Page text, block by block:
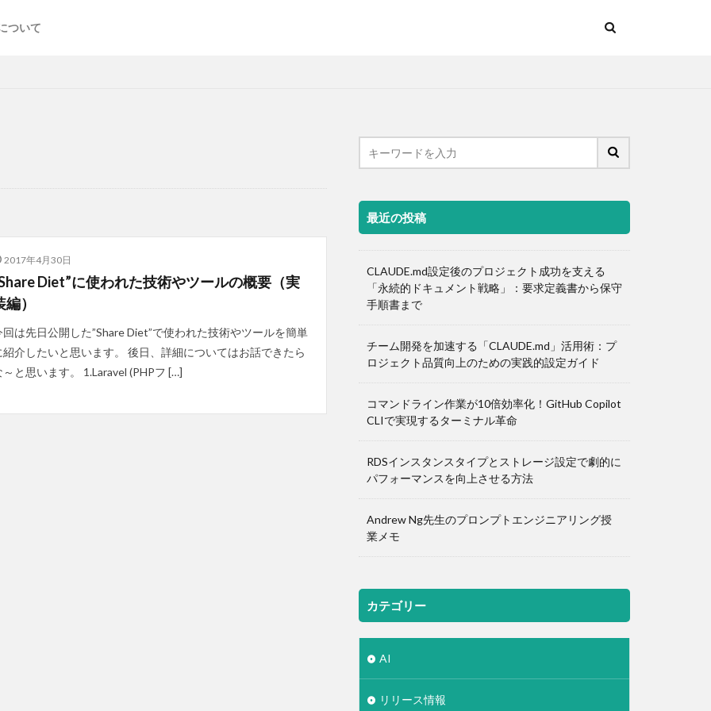
ついて
2017年4月30日
Diet”に使われた技術やツールの概要（実
編）
回は先日公開した”Share Diet”で使われた技術やツールを簡単
紹介したいと思います。 後日、詳細についてはお話できたら
～と思います。 1.Laravel (PHPフ […]
最近の投稿
CLAUDE.md設定後のプロジェクト成功を支える
「永続的ドキュメント戦略」：要求定義書から保守
手順書まで
チーム開発を加速する「CLAUDE.md」活用術：プ
ロジェクト品質向上のための実践的設定ガイド
コマンドライン作業が10倍効率化！GitHub Copilot
CLIで実現するターミナル革命
RDSインスタンスタイプとストレージ設定で劇的に
パフォーマンスを向上させる方法
Andrew Ng先生のプロンプトエンジニアリング授
業メモ
カテゴリー
AI
リリース情報